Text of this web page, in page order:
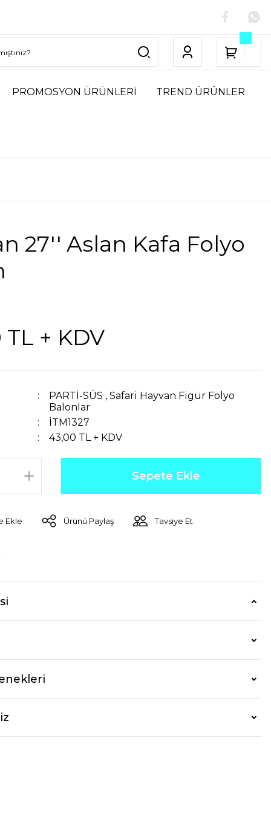
PROMOSYON ÜRÜNLERİ TREND ÜRÜNLER
27'' Aslan Kafa Folyo
+ KDV
PARTİ-SÜS ,Safari Hayvan Figür Folyo
Balonlar
İTM1327
43,00 TL + KDV
Sepete Ekle
Ürünü Paylaş Tavsiye Et